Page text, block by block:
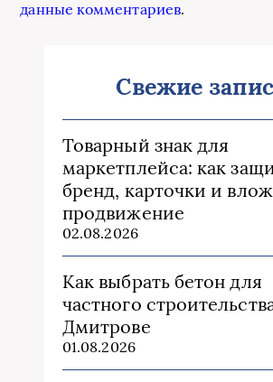
данные комментариев.
Свежие
Товарный знак для
маркетплейса: как
бренд, карточки и
продвижение
02.08.2026
Как выбрать бетон для
частного
Дмитрове
01.08.2026